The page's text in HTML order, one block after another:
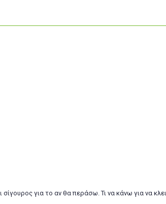
σίγουρος για το αν θα περάσω. Τι να κάνω για να